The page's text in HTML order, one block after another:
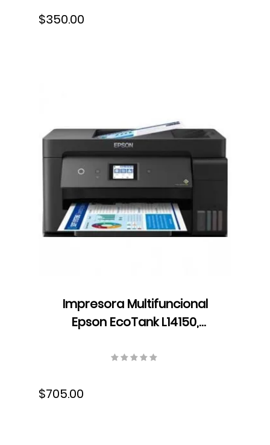
$350.00
Impresora Multifuncional
Epson EcoTank L14150,
1200 dpi, Dúplex, USB, Wifi,
ppm, Bandeja 250 hojas,
$705.00